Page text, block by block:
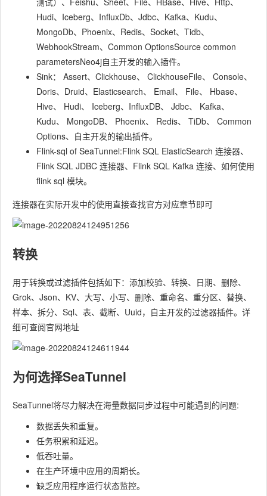
Hudi、Iceberg、InfluxDb、Jdbc、Kafka、Kudu、
MongoDb、Phoenix、Redis、Socket、Tidb、
WebhookStream、Common OptionsSource common
parametersNeo4j自主开发的输入插件。
Sink： Assert、Clickhouse、 ClickhouseFile、 Console、
Doris、Druid、Elasticsearch、 Email、 File、 Hbase、
Hive、 Hudi、 Iceberg、InfluxDB、 Jdbc、 Kafka、
Kudu、 MongoDB、 Phoenix、 Redis、 TiDb、 Common
Options、自主开发的输出插件。
Flink-sql of SeaTunnel:Flink SQL ElasticSearch 连接器、
Flink SQL JDBC 连接器、Flink SQL Kafka 连接、如何使用
flink sql 模块。
连接器在实际开发中的使用直接查找官方对应章节即可
转换
用于转换或过滤插件包括如下：添加校验、转换、日期、删除、
Grok、Json、KV、大写、小写、删除、重命名、重分区、替换、
样本、拆分、Sql、表、截断、Uuid，自主开发的过滤器插件。详
细可查阅官网地址
为何选择SeaTunnel
SeaTunnel将尽力解决在海量数据同步过程中可能遇到的问题:
数据丢失和重复。
任务积累和延迟。
低吞吐量。
在生产环境中应用的周期长。
缺乏应用程序运行状态监控。